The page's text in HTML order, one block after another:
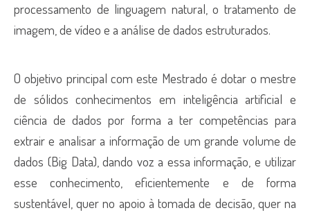
processamento de linguagem natural, o tratamento de
imagem, de vídeo e a análise de dados estruturados.
O objetivo principal com este Mestrado é dotar o mestre
de sólidos conhecimentos em inteligência artificial e
ciência de dados por forma a ter competências para
extrair e analisar a informação de um grande volume de
dados (Big Data), dando voz a essa informação, e utilizar
esse conhecimento, eficientemente e de forma
sustentável, quer no apoio à tomada de decisão, quer na